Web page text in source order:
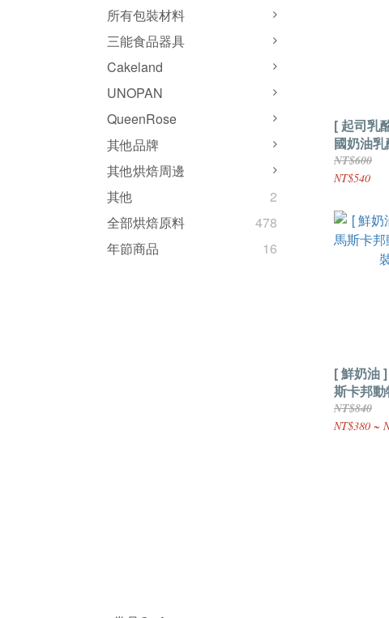
所有包裝材料
三能食品器具
Cakeland
UNOPAN
QueenRose
其他品牌
其他烘焙周邊
其他
2
全部烘焙原料
478
年節商品
16
[ 起司乳
國奶油
NT$600
NT$540
[ 鮮奶油
斯卡邦
1000ml
NT$840
NT$380 ~